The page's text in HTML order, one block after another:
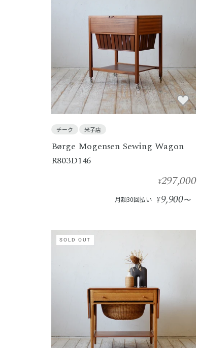
チーク 米子店
Børge Mogensen Sewing Wagon
R803D146
¥297,000
月額30回払い ¥9,900〜
SOLD OUT